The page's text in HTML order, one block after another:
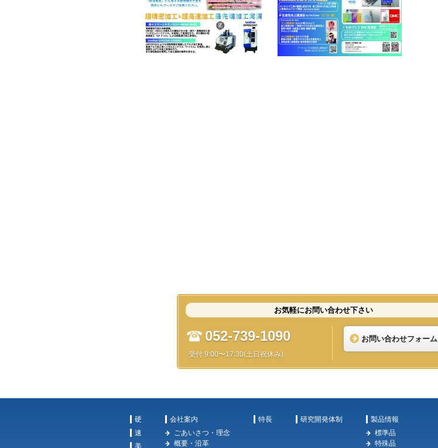
お気軽にお問い合わせ下さい
052-739-1090
受付 9:00〜17:30(土日祝休み)
お問い合わせフォーム
硬
速
美
会社案内
ごあいさつ・理念
概要・沿革
特長 研究開発体制
製品情報
標準品
特殊品